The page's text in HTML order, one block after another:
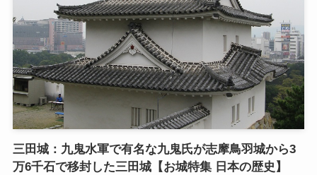
三田城：九鬼水軍で有名な九鬼氏が志摩鳥羽城から3
万6千石で移封した三田城【お城特集 日本の歴史】